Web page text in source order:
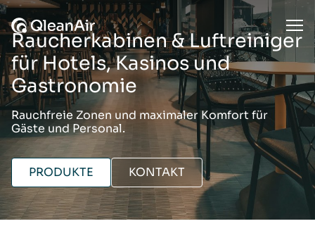
Zum Inhalt springen
Raucherkabinen & Luftreiniger
für Hotels, Kasinos und
Gastronomie
Rauchfreie Zonen und maximaler Komfort für
Gäste und Personal.
PRODUKTE KONTAKT